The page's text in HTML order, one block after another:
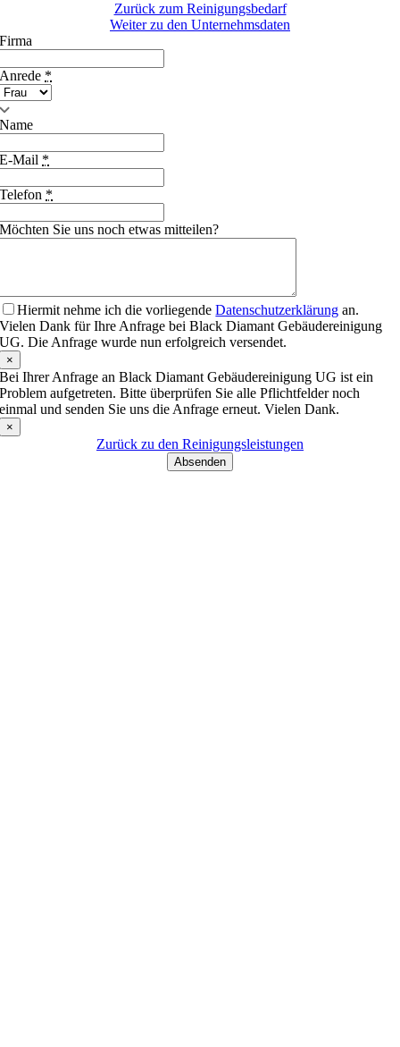
Zurück zum Reinigungsbedarf
Weiter zu den Unternehmsdaten
Firma
Anrede *
Name
E-Mail *
Telefon *
Möchten Sie uns noch etwas mitteilen?
Hiermit nehme ich die vorliegendeDatenschutzerklärung an.
Vielen Dank für Ihre Anfrage bei Black Diamant Gebäudereinigung
UG. Die Anfrage wurde nun erfolgreich versendet.
×
Bei Ihrer Anfrage an Black Diamant Gebäudereinigung UG ist ein
Problem aufgetreten. Bitte überprüfen Sie alle Pflichtfelder noch
einmal und senden Sie uns die Anfrage erneut. Vielen Dank.
×
Zurück zu den Reinigungsleistungen
Absenden